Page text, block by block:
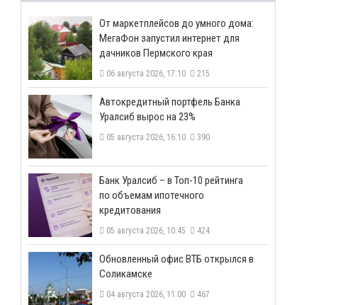
От маркетплейсов до умного дома:
МегаФон запустил интернет для
дачников Пермского края
06 августа 2026, 17:10 215
​Автокредитный портфель Банка
Уралсиб вырос на 23%
05 августа 2026, 16:10 390
​Банк Уралсиб – в Топ-10 рейтинга
по объемам ипотечного
кредитования
05 августа 2026, 10:45 424
​Обновленный офис ВТБ открылся в
Соликамске
04 августа 2026, 11:00 467